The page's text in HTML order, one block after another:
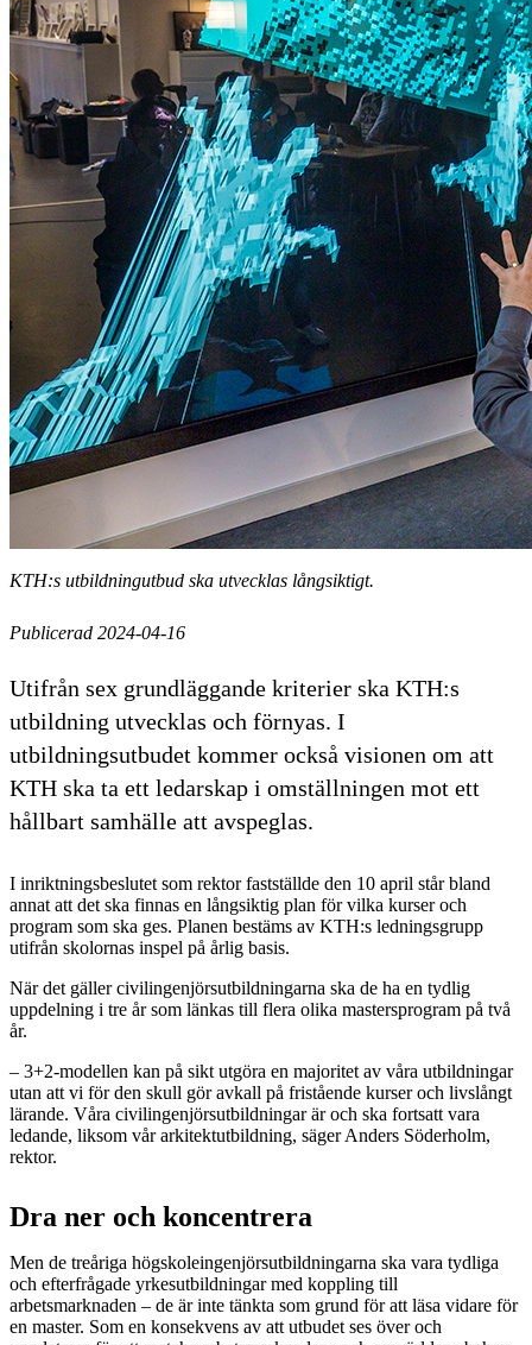
KTH:s utbildningutbud ska utvecklas långsiktigt.
Publicerad 2024-04-16
Utifrån sex grundläggande kriterier ska KTH:s
utbildning utvecklas och förnyas. I
utbildningsutbudet kommer också visionen om att
KTH ska ta ett ledarskap i omställningen mot ett
hållbart samhälle att avspeglas.
I inriktningsbeslutet som rektor fastställde den 10 april står bland
annat att det ska finnas en långsiktig plan för vilka kurser och
program som ska ges. Planen bestäms av KTH:s ledningsgrupp
utifrån skolornas inspel på årlig basis.
När det gäller civilingenjörsutbildningarna ska de ha en tydlig
uppdelning i tre år som länkas till flera olika mastersprogram på två
år.
– 3+2-modellen kan på sikt utgöra en majoritet av våra utbildningar
utan att vi för den skull gör avkall på fristående kurser och livslångt
lärande. Våra civilingenjörsutbildningar är och ska fortsatt vara
ledande, liksom vår arkitektutbildning, säger Anders Söderholm,
rektor.
Dra ner och koncentrera
Men de treåriga högskoleingenjörsutbildningarna ska vara tydliga
och efterfrågade yrkesutbildningar med koppling till
arbetsmarknaden – de är inte tänkta som grund för att läsa vidare för
en master. Som en konsekvens av att utbudet ses över och